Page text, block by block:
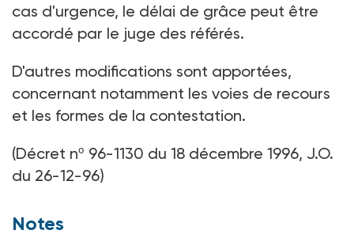
cas d'urgence, le délai de grâce peut être
accordé par le juge des référés.
D'autres modifications sont apportées,
concernant notamment les voies de recours
et les formes de la contestation.
(Décret nº 96-1130 du 18 décembre 1996, J.O.
du 26-12-96)
Notes